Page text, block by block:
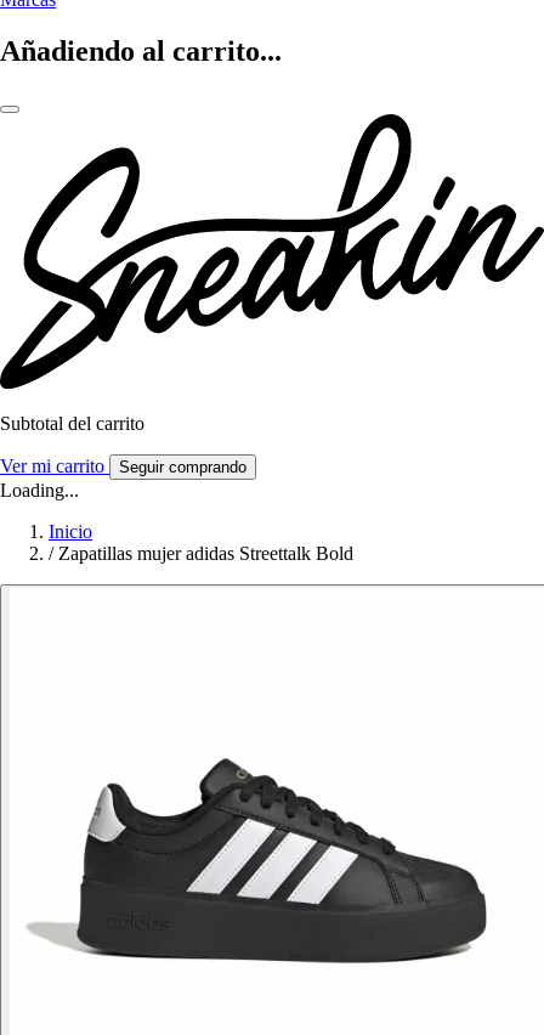
Añadiendo al carrito...
Subtotal del carrito
Ver mi carrito Seguir comprando
Loading...
Inicio
/ Zapatillas mujer adidas Streettalk Bold